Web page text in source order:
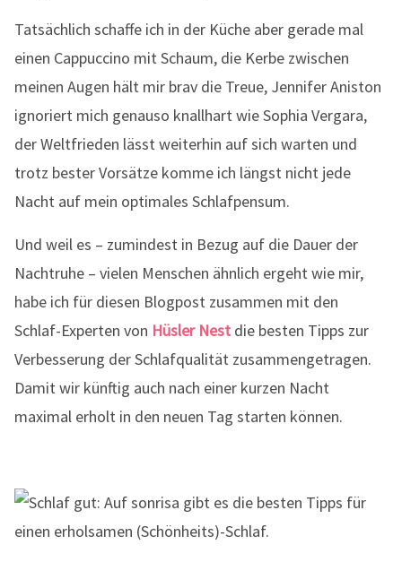
Tatsächlich schaffe ich in der Küche aber gerade mal
einen Cappuccino mit Schaum, die Kerbe zwischen
meinen Augen hält mir brav die Treue, Jennifer Aniston
ignoriert mich genauso knallhart wie Sophia Vergara,
der Weltfrieden lässt weiterhin auf sich warten und
trotz bester Vorsätze komme ich längst nicht jede
Nacht auf mein optimales Schlafpensum.
Und weil es – zumindest in Bezug auf die Dauer der
Nachtruhe – vielen Menschen ähnlich ergeht wie mir,
habe ich für diesen Blogpost zusammen mit den
Schlaf-Experten von Hüsler Nest die besten Tipps zur
Verbesserung der Schlafqualität zusammengetragen.
Damit wir künftig auch nach einer kurzen Nacht
maximal erholt in den neuen Tag starten können.